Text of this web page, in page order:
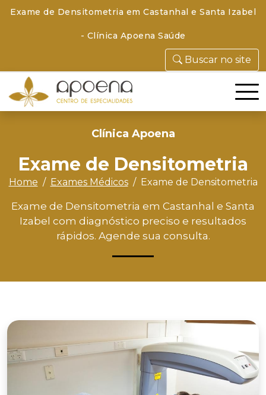
Exame de Densitometria em Castanhal e Santa Izabel
- Clínica Apoena Saúde
Buscar no site
Clínica Apoena
Exame de Densitometria
Home Exames Médicos Exame de Densitometria
Exame de Densitometria em Castanhal e Santa
Izabel com diagnóstico preciso e resultados
rápidos. Agende sua consulta.